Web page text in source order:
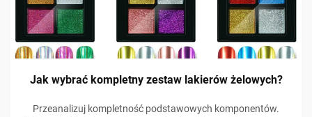
Jak wybrać kompletny zestaw lakierów żelowych?
Przeanalizuj kompletność podstawowych komponentów.